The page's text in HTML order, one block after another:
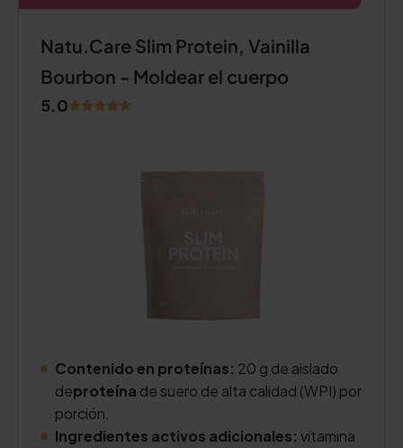
Natu.Care Slim Protein, Vainilla
Bourbon - Moldear el cuerpo
5.0
Contenido en proteínas: 20 g de aislado
deproteína de suero de alta calidad (WPI) por
porción.
Ingredientes activos adicionales: vitamina